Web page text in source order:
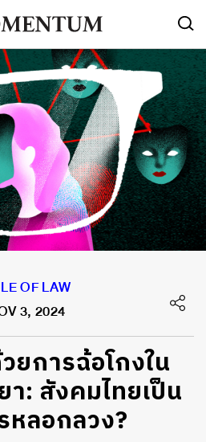
OF LAW
3, 2024
ยการฉ้อโกงใน
: สังคมไทยเป็น
ลอกลวง?